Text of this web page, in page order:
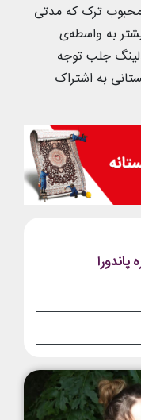
محبوب ترک که مدتی
به واسطه‌ی
جلب توجه
به اشتراک